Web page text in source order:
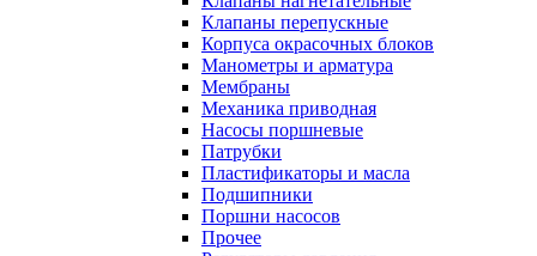
Клапаны перепускные
Корпуса окрасочных блоков
Манометры и арматура
Мембраны
Механика приводная
Насосы поршневые
Патрубки
Пластификаторы и масла
Подшипники
Поршни насосов
Прочее